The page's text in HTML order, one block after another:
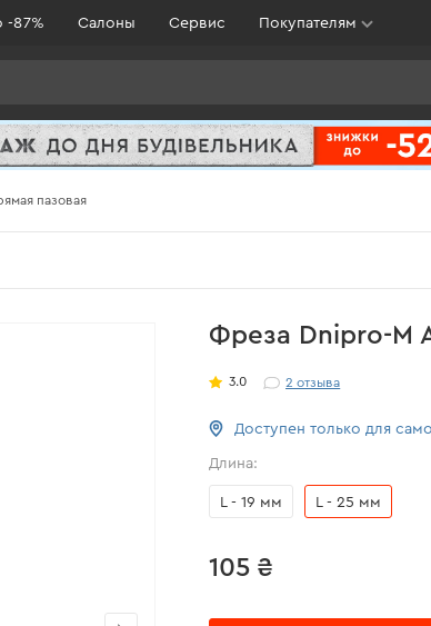
-87% Салоны Сервис Покупателям
пазовая
Фреза Dnipro-M
3.0 2отзыва
Доступен только для
Длина:
L - 19 мм L - 25 мм
105 ₴